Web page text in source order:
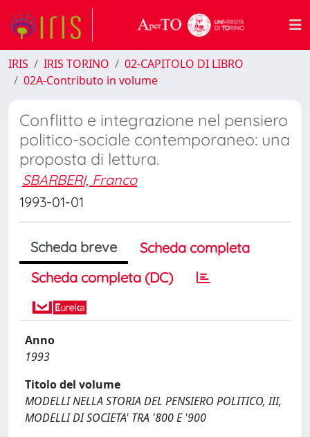
IRIS IRIS TORINO
02-CAPITOLO DI LIBRO
02A-Contributo in volume
Conflitto e integrazione nel pensiero
politico-sociale contemporaneo: una
proposta di lettura.
SBARBERI, Franco
1993-01-01
Scheda breve
Scheda completa
Scheda completa (DC)
Anno
1993
Titolo del volume
MODELLI NELLA STORIA DEL PENSIERO POLITICO, III,
MODELLI DI SOCIETA' TRA '800 E '900